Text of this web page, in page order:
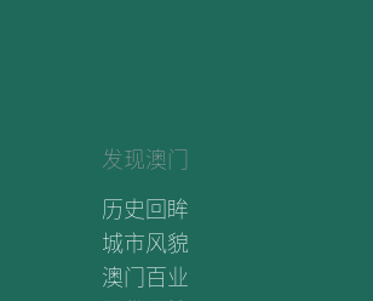
发现澳门
历史回眸
城市风貌
澳门百业